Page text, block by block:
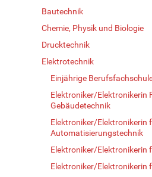
Bautechnik
Chemie, Physik und Biologie
Drucktechnik
Elektrotechnik
Einjährige
Elektroniker/Elektronikerin
Gebäudetechnik
Elektroniker/Elektronikerin
Automatisierungstechnik
Elektroniker/Elektronikerin
Elektroniker/Elektronikerin